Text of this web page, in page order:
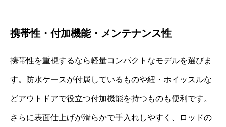
携帯性・付加機能・メンテナンス性
携帯性を重視するなら軽量コンパクトなモデルを選びま
す。防水ケースが付属しているものや紐・ホイッスルな
どアウトドアで役立つ付加機能を持つものも便利です。
さらに表面仕上げが滑らかで手入れしやすく、ロッドの